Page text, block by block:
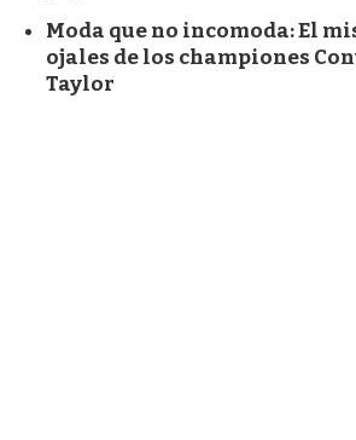
Moda que no incomoda: El
ojales de los championes
Taylor